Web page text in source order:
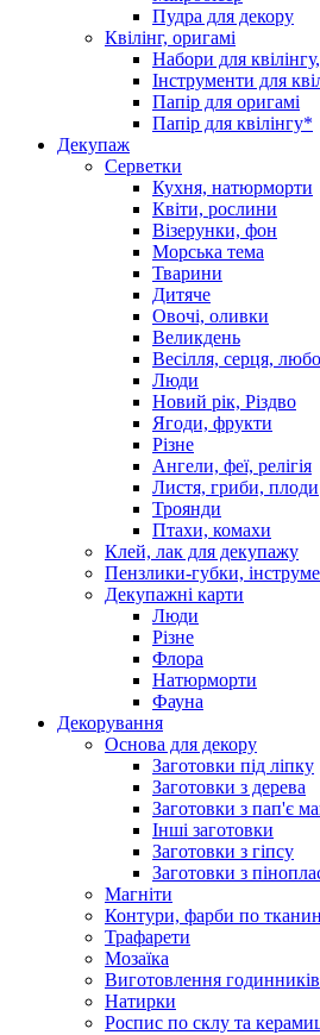
Пудра для декору
Квілінг, оригамі
Набори для
Інструменти для
Папір для оригамі
Папір для квілінгу*
Декупаж
Серветки
Кухня, натюрморти
Квіти, рослини
Візерунки, фон
Морська тема
Тварини
Дитяче
Овочі, оливки
Великдень
Весілля, серця,
Люди
Новий рік, Різдво
Ягоди, фрукти
Різне
Ангели, феї, релігія
Листя, гриби, плоди
Троянди
Птахи, комахи
Клей, лак для декупажу
Пензлики-губки,
Декупажні карти
Люди
Різне
Флора
Натюрморти
Фауна
Декорування
Основа для декору
Заготовки під ліпку
Заготовки з дерева
Заготовки з пап'є
Інші заготовки
Заготовки з гіпсу
Заготовки з
Магніти
Контури, фарби по
Трафарети
Мозаїка
Виготовлення годинників
Натирки
Роспис по склу та